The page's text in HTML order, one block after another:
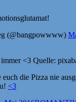
(@bangpowwww)
<3 Quelle:
die Pizza nie
<3